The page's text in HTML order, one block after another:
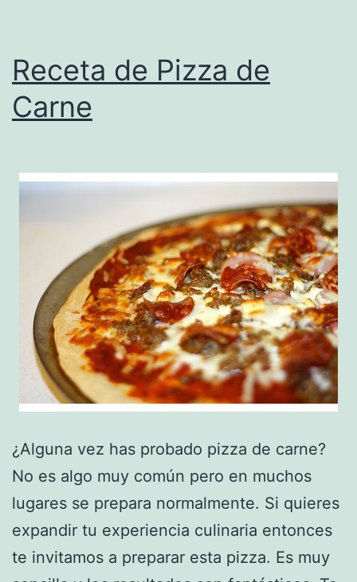
Receta de Pizza de
Carne
¿Alguna vez has probado pizza de carne?
No es algo muy común pero en muchos
lugares se prepara normalmente. Si quieres
expandir tu experiencia culinaria entonces
te invitamos a preparar esta pizza. Es muy